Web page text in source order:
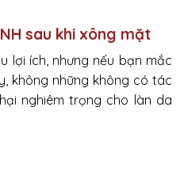
sau khi xông mặt
lợi ích, nhưng nếu bạn mắc
không những không có tác
nghiêm trọng cho làn da